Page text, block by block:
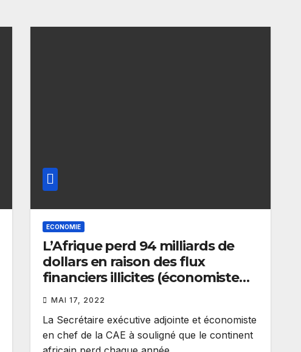
ECONOMIE
L’Afrique perd 94 milliards de
dollars en raison des flux
financiers illicites (économiste
de la CEA)
MAI 17, 2022
La Secrétaire exécutive adjointe et économiste
en chef de la CAE à souligné que le continent